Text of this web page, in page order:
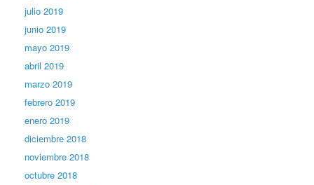
julio 2019
junio 2019
mayo 2019
abril 2019
marzo 2019
febrero 2019
enero 2019
diciembre 2018
noviembre 2018
octubre 2018